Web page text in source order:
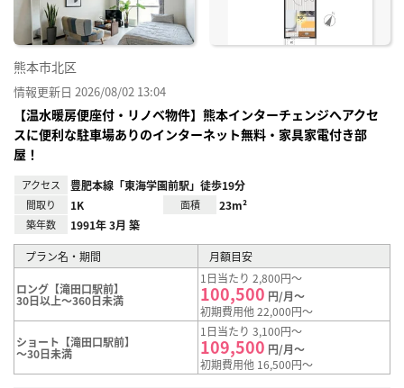
熊本市北区
情報更新日 2026/08/02 13:04
【温水暖房便座付・リノベ物件】熊本インターチェンジへアクセ
スに便利な駐車場ありのインターネット無料・家具家電付き部
屋！
アクセス 豊肥本線「東海学園前駅」徒歩19分
間取り 1K 面積 23m²
築年数 1991年 3月 築
プラン名・期間 月額目安
ロング【滝田口駅前】
30日以上～360日未満
1日当たり 2,800円～
100,500 円/月～
初期費用他 22,000円～
ショート【滝田口駅前】
～30日未満
1日当たり 3,100円～
109,500 円/月～
初期費用他 16,500円～